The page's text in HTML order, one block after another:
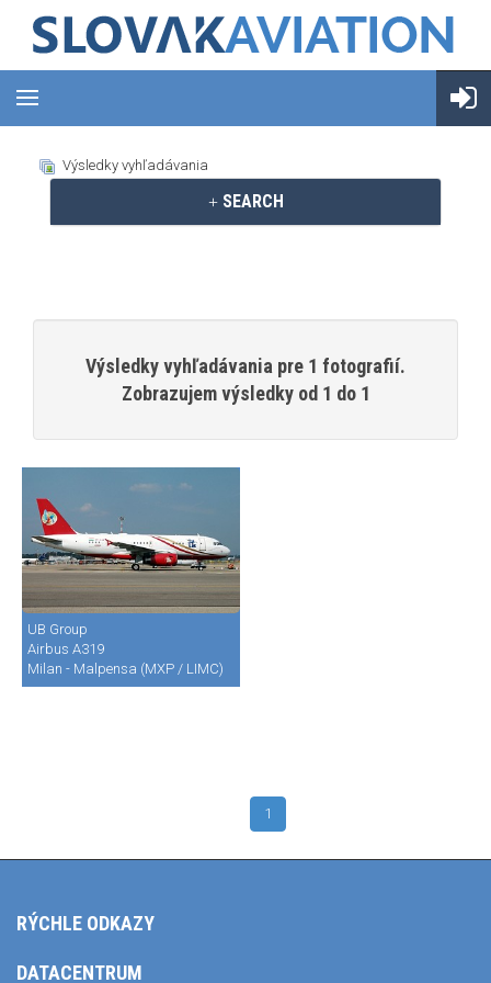
Výsledky vyhľadávania
SEARCH
Výsledky vyhľadávania pre 1 fotografií.
Zobrazujem výsledky od 1 do 1
UB Group
Airbus A319
Milan - Malpensa (MXP / LIMC)
1
RÝCHLE ODKAZY
DATACENTRUM